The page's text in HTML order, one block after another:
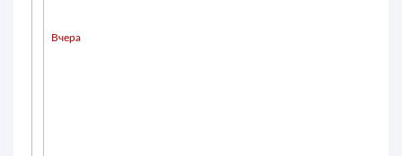
Вчера